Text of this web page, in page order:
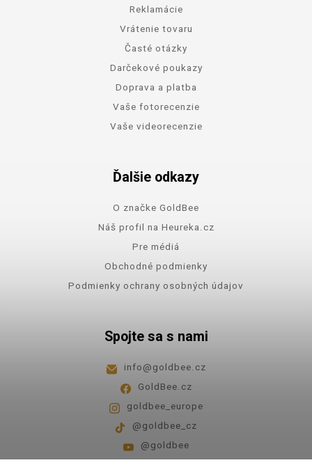
Reklamácie
Vrátenie tovaru
Časté otázky
Darčekové poukazy
Doprava a platba
Vaše fotorecenzie
Vaše videorecenzie
Ďalšie odkazy
O značke GoldBee
Náš profil na Heureka.cz
Pre médiá
Obchodné podmienky
Podmienky ochrany osobných údajov
Spojte sa s nami
info@goldbee.cz
GoldBee.cz
goldbee_europe
@goldbee_cz
@goldbee